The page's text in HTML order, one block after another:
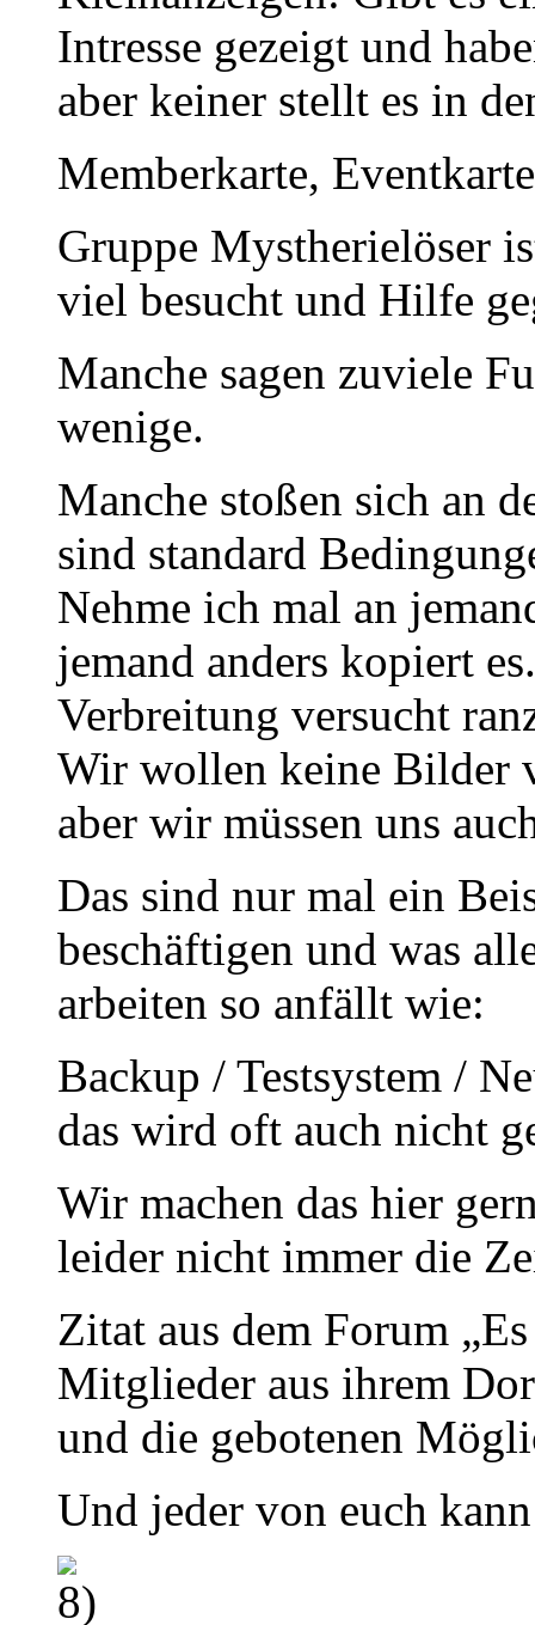
Intresse gezeigt und
aber keiner stellt es in
Memberkarte,
Gruppe Mystherielöser
viel besucht und Hilfe
Manche sagen zuviele
wenige.
Manche stoßen sich an
sind standard
Nehme ich mal an
jemand anders kopiert
Verbreitung versucht
Wir wollen keine Bilder
aber wir müssen uns
Das sind nur mal ein
beschäftigen und was
arbeiten so anfällt wie:
Backup / Testsystem /
das wird oft auch nicht
Wir machen das hier
leider nicht immer die
Zitat aus dem Forum
Mitglieder aus ihrem
und die gebotenen
Und jeder von euch